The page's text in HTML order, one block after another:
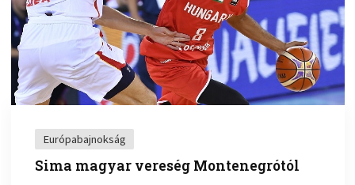
Európabajnokság
Sima magyar vereség Montenegrótól